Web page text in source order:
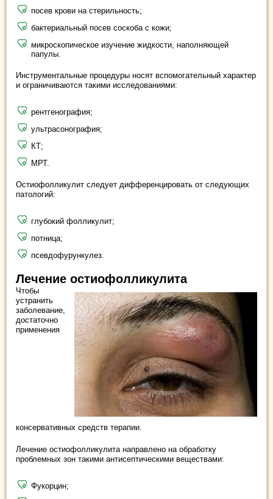
посев крови на стерильность;
бактериальный посев соскоба с кожи;
микроскопическое изучение жидкости, наполняющей
папулы.
Инструментальные процедуры носят вспомогательный характер
и ограничиваются такими исследованиями:
рентгенография;
ультрасонография;
КТ;
МРТ.
Остиофолликулит следует дифференцировать от следующих
патологий:
глубокий фолликулит;
потница;
псевдофурункулез.
Лечение остиофолликулита
Чтобы
устранить
заболевание,
достаточно
применения
консервативных средств терапии.
Лечение остиофолликулита направлено на обработку
проблемных зон такими антисептическими веществами:
Фукорцин;